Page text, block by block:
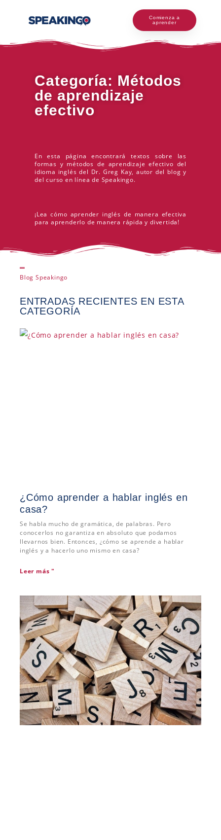
Comienza a
aprender
Categoría: Métodos
de aprendizaje
efectivo
En esta página encontrará textos sobre las
formas y métodos de aprendizaje efectivo del
idioma inglés del Dr. Greg Kay, autor del blog y
del curso en línea de Speakingo.
¡Lea cómo aprender inglés de manera efectiva
para aprenderlo de manera rápida y divertida!
Blog Speakingo
ENTRADAS RECIENTES EN ESTA
CATEGORÍA
¿Cómo aprender a hablar inglés en
casa?
Se habla mucho de gramática, de palabras. Pero
conocerlos no garantiza en absoluto que podamos
llevarnos bien. Entonces, ¿cómo se aprende a hablar
inglés y a hacerlo uno mismo en casa?
Leer más "